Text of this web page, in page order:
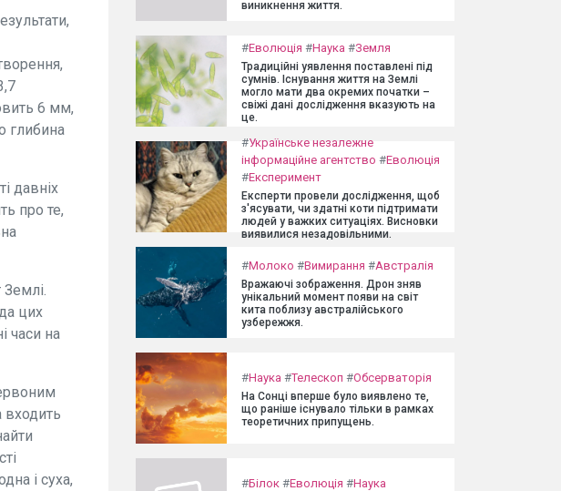
6 мм,
глибина
давніх
про те,
цих
часи на
входить
і суха,
виникнення життя.
#Еволюція #Наука #Земля
Традиційні уявлення поставлені під
сумнів. Існування життя на Землі
могло мати два окремих початки –
свіжі дані дослідження вказують на
це.
#Українське незалежне
інформаційне агентство #Еволюція
#Експеримент
Експерти провели дослідження, щоб
з'ясувати, чи здатні коти підтримати
людей у важких ситуаціях. Висновки
виявилися незадовільними.
#Молоко #Вимирання #Австралія
Вражаючі зображення. Дрон зняв
унікальний момент появи на світ
кита поблизу австралійського
узбережжя.
#Наука #Телескоп #Обсерваторія
На Сонці вперше було виявлено те,
що раніше існувало тільки в рамках
теоретичних припущень.
#Білок #Еволюція #Наука